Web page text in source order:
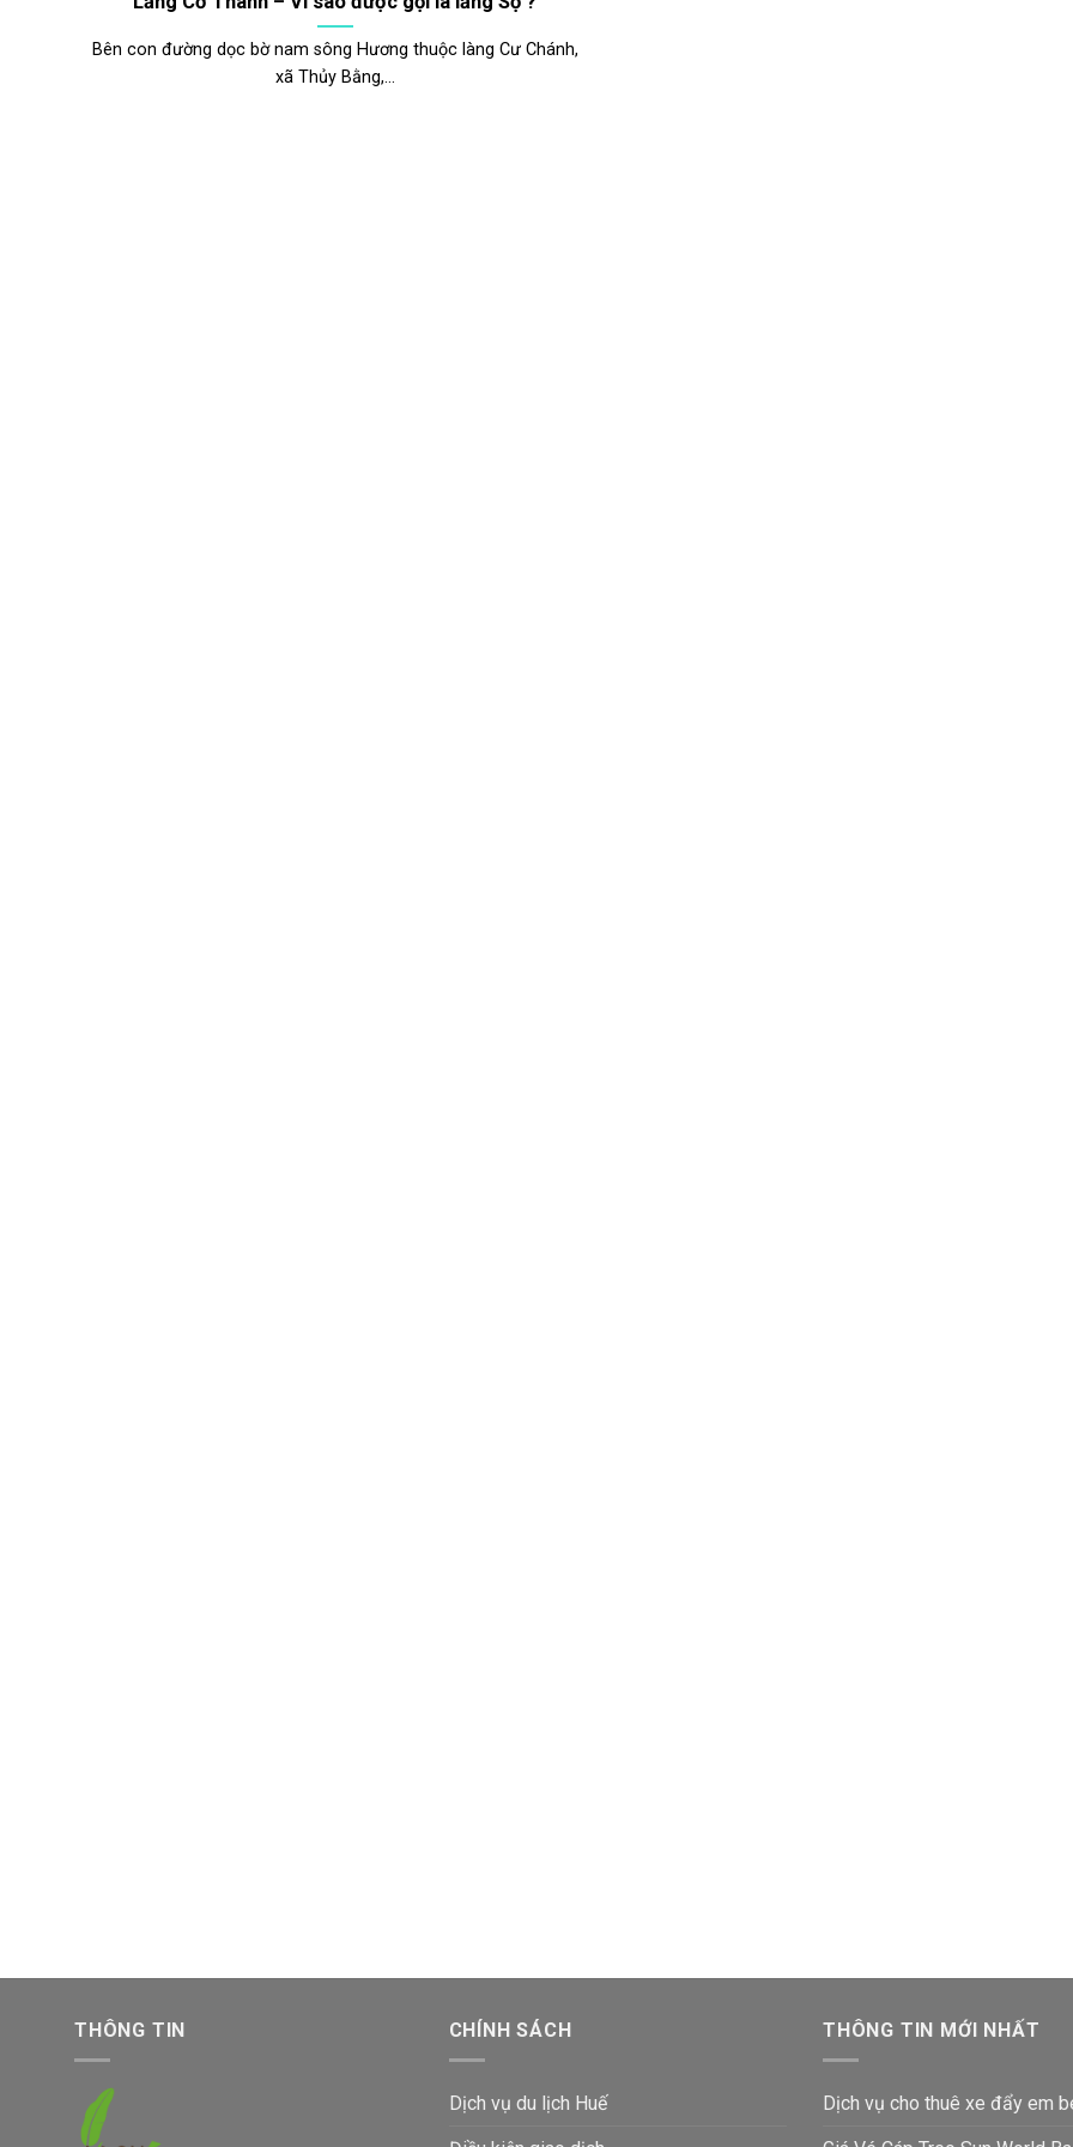
Bên con đường dọc bờ nam sông Hương thuộc làng Cư Chánh,
xã Thủy Bằng,...
THÔNG TIN CHÍNH SÁCH
Dịch vụ du lịch Huế
THÔNG TIN MỚI NHẤT
Dịch vụ cho thuê xe đẩy em